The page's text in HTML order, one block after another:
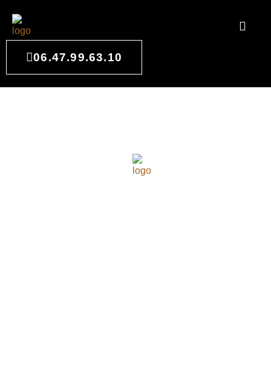
06.47.99.63.10